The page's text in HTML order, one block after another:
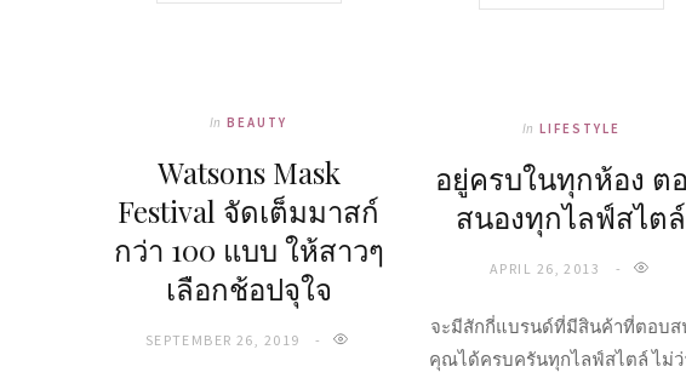
In BEAUTY
Watsons Mask
Festival จัดเต็มมาสก์
กว่า 100 แบบ ให้สาวๆ
เลือกช้อปจุใจ
SEPTEMBER 26, 2019
In LIFESTYLE
อยู่ครบในทุกห้อง ต
สนองทุกไลฟ์สไตล์
APRIL 26, 2013
จะมีสักกี่แบรนด์ที่มีสินค้าที่ตอบส
คุณได้ครบครันทุกไลฟ์สไตล์ ไม่ว่